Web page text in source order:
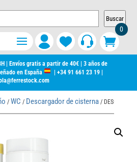
Buscar
0
| Envíos gratis a partir de 40€ | 3 años de
en España
+34 91 661 23 19|
/ WC / Descargador de cisterna/